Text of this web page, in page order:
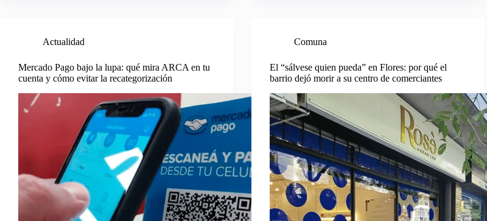
Actualidad
Mercado Pago bajo la lupa: qué mira ARCA en tu
cuenta y cómo evitar la recategorización
Comuna
El “sálvese quien pueda” en Flores: por qué el
barrio dejó morir a su centro de comerciantes